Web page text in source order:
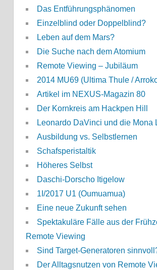
Das Entführungsphänomen
Einzelblind oder Doppelblind?
Leben auf dem Mars?
Die Suche nach dem Atomium
Remote Viewing – Jubiläum
2014 MU69 (Ultima Thule /
Artikel im NEXUS-Magazin 80
Der Kornkreis am Hackpen Hill
Leonardo DaVinci und die Mona
Ausbildung vs. Selbstlernen
Schafsperistaltik
Höheres Selbst
Daschi-Dorscho Itigelow
1I/2017 U1 (Oumuamua)
Eine neue Zukunft sehen
Spektakuläre Fälle aus der
Remote Viewing
Sind Target-Generatoren
Der Alltagsnutzen von Remote